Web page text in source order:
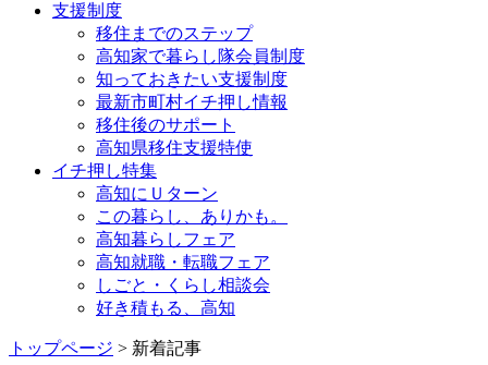
支援制度
移住までのステップ
高知家で暮らし隊会員制度
知っておきたい支援制度
最新市町村イチ押し情報
移住後のサポート
高知県移住支援特使
イチ押し特集
高知にＵターン
この暮らし、ありかも。
高知暮らしフェア
高知就職・転職フェア
しごと・くらし相談会
好き積もる、高知
トップページ > 新着記事